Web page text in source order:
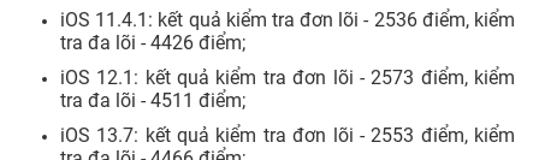
iOS 11.4.1: kết quả kiểm tra đơn lõi - 2536 điểm, kiểm
tra đa lõi - 4426 điểm;
iOS 12.1: kết quả kiểm tra đơn lõi - 2573 điểm, kiểm
tra đa lõi - 4511 điểm;
iOS 13.7: kết quả kiểm tra đơn lõi - 2553 điểm, kiểm